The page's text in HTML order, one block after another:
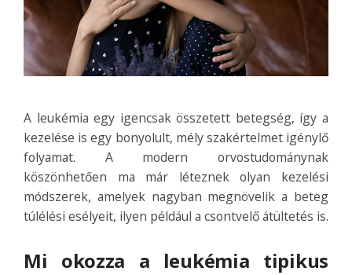
A leukémia egy igencsak összetett betegség, így a
kezelése is egy bonyolult, mély szakértelmet igénylő
folyamat. A modern orvostudománynak
köszönhetően ma már léteznek olyan kezelési
módszerek, amelyek nagyban megnövelik a beteg
túlélési esélyeit, ilyen például a csontvelő átültetés is.
Mi okozza a leukémia tipikus